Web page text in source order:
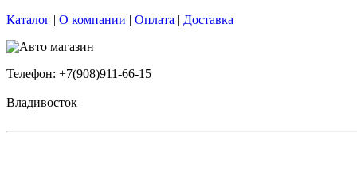
Каталог | О компании | Оплата | Доставка
Телефон: +7(908)911-66-15
Владивосток